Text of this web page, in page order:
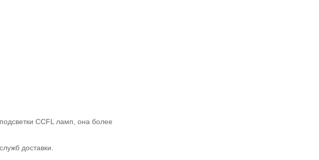
CCFL ламп, она более
доставки.